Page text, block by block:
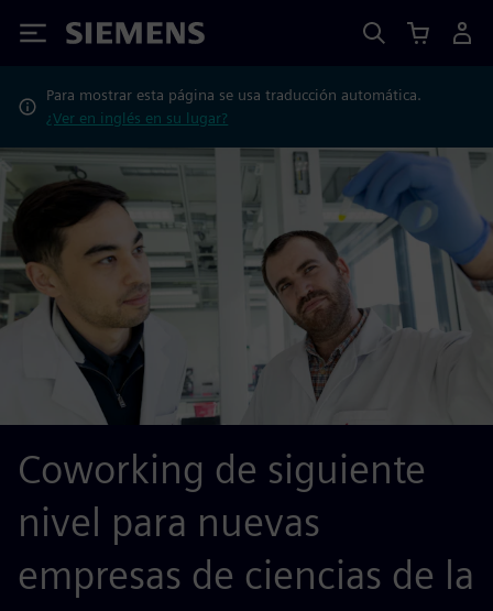
Siemens
Para mostrar esta página se usa traducción automática.
¿Ver en inglés en su lugar?
Coworking de siguiente
nivel para nuevas
empresas de ciencias de la